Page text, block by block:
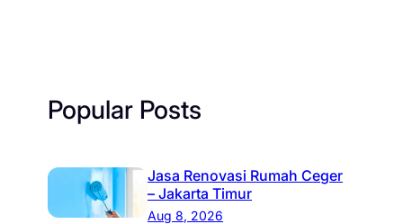
Popular Posts
Jasa Renovasi Rumah Ceger
– Jakarta Timur
Aug 8, 2026